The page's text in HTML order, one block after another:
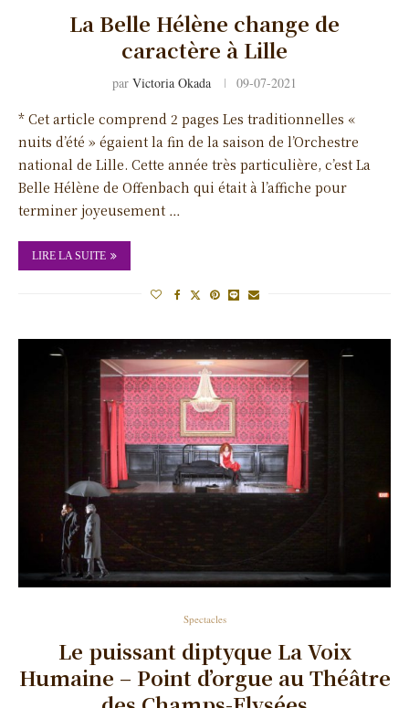
La Belle Hélène change de
caractère à Lille
par Victoria Okada 09-07-2021
* Cet article comprend 2 pages Les traditionnelles «
nuits d’été » égaient la fin de la saison de l’Orchestre
national de Lille. Cette année très particulière, c’est La
Belle Hélène de Offenbach qui était à l’affiche pour
terminer joyeusement …
LIRE LA SUITE
Spectacles
Le puissant diptyque La Voix
Humaine – Point d’orgue au Théâtre